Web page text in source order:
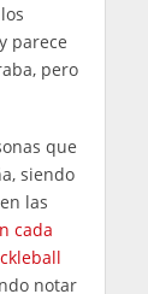
parece
pero
que
siendo
las
cada
notar